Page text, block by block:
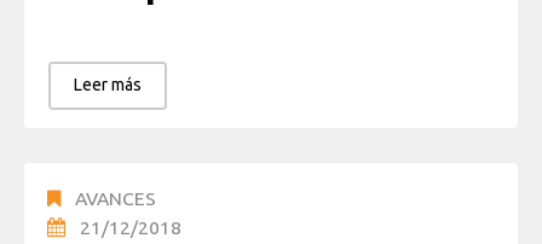
Leer más
AVANCES
21/12/2018